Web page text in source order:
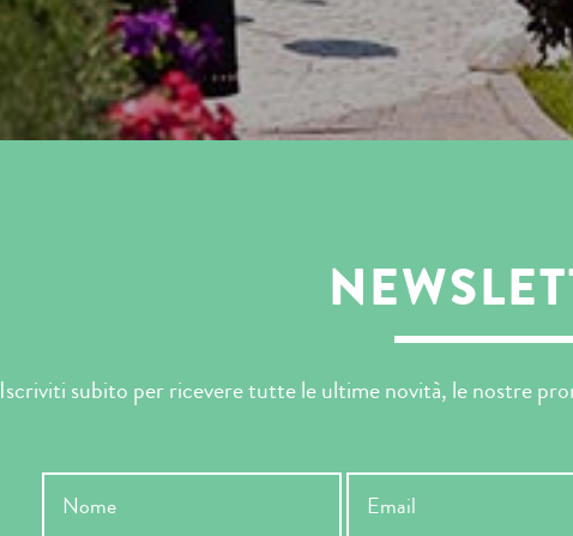
Iscriviti subito per ricevere tutte le ultime novità, le nostre